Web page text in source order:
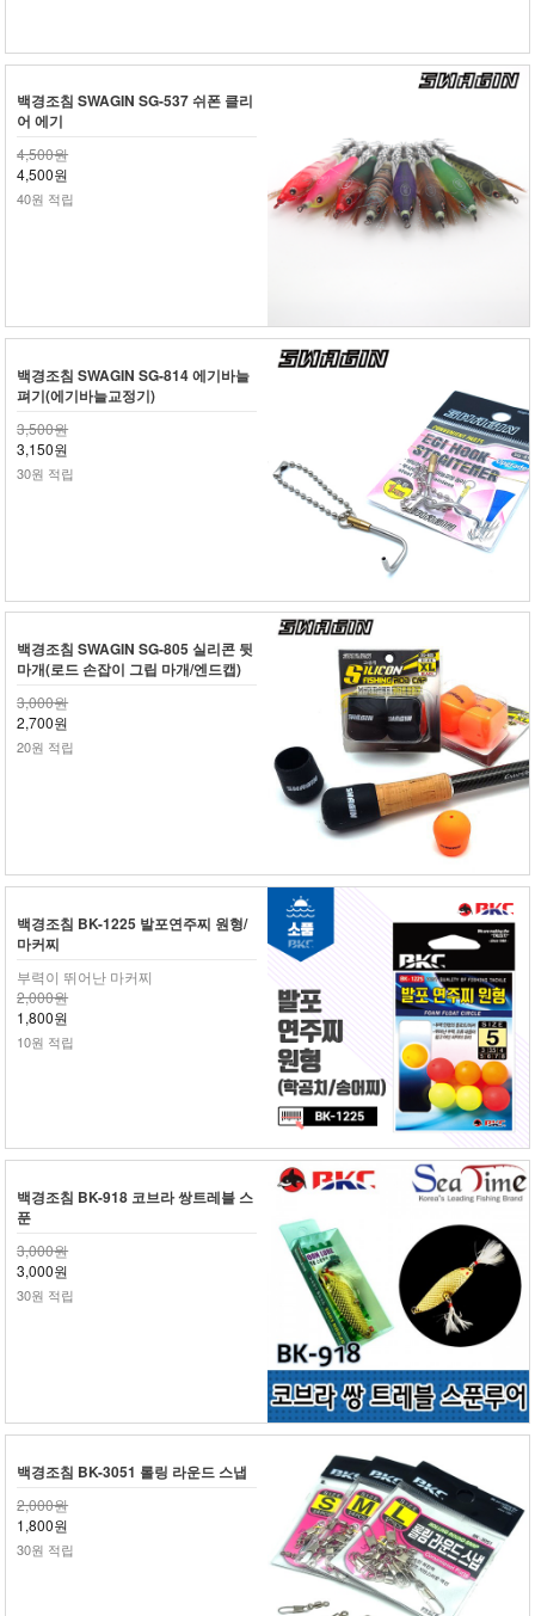
백경조침 SWAGIN SG-537 쉬폰 클리
어 에기
4,500원
4,500원
40원 적립
백경조침 SWAGIN SG-814 에기바늘
펴기(에기바늘교정기)
3,500원
3,150원
30원 적립
백경조침 SWAGIN SG-805 실리콘 뒷
마개(로드 손잡이 그립 마개/엔드캡)
3,000원
2,700원
20원 적립
백경조침 BK-1225 발포연주찌 원형/
마커찌
부력이 뛰어난 마커찌
2,000원
1,800원
10원 적립
백경조침 BK-918 코브라 쌍트레블 스
푼
3,000원
3,000원
30원 적립
백경조침 BK-3051 롤링 라운드 스냅
2,000원
1,800원
30원 적립